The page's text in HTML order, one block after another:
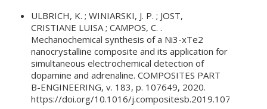
ULBRICH, K. ; WINIARSKI, J. P. ; JOST,
CRISTIANE LUISA ; CAMPOS, C. .
Mechanochemical synthesis of a Ni3-xTe2
nanocrystalline composite and its application for
simultaneous electrochemical detection of
dopamine and adrenaline. COMPOSITES PART
B-ENGINEERING, v. 183, p. 107649, 2020.
https://doi.org/10.1016/j.compositesb.2019.107649